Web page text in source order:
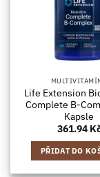
Life Extension
Complete B-
Kapsle
361.94
PŘIDAT DO